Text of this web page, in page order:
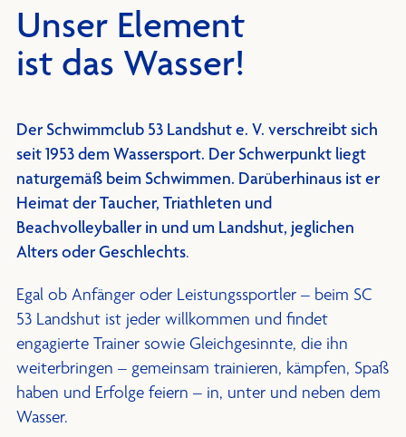
Unser Element
ist das Wasser!
Der Schwimmclub 53 Landshut e. V. verschreibt sich
seit 1953 dem Wassersport. Der Schwerpunkt liegt
naturgemäß beim Schwimmen. Darüberhinaus ist er
Heimat der Taucher, Triathleten und
Beachvolleyballer in und um Landshut, jeglichen
Alters oder Geschlechts.
Egal ob Anfänger oder Leistungssportler – beim SC
53 Landshut ist jeder willkommen und findet
engagierte Trainer sowie Gleichgesinnte, die ihn
weiterbringen – gemeinsam trainieren, kämpfen, Spaß
haben und Erfolge feiern – in, unter und neben dem
Wasser.